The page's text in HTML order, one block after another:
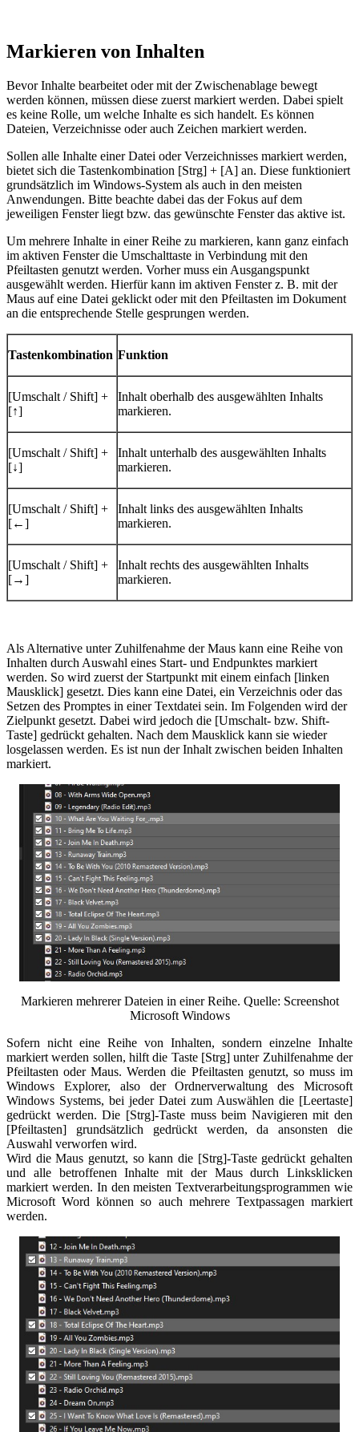
Markieren von Inhalten
Bevor Inhalte bearbeitet oder mit der Zwischenablage bewegt
werden können, müssen diese zuerst markiert werden. Dabei spielt
es keine Rolle, um welche Inhalte es sich handelt. Es können
Dateien, Verzeichnisse oder auch Zeichen markiert werden.
Sollen alle Inhalte einer Datei oder Verzeichnisses markiert werden,
bietet sich die Tastenkombination [Strg] + [A] an. Diese funktioniert
grundsätzlich im Windows-System als auch in den meisten
Anwendungen. Bitte beachte dabei das der Fokus auf dem
jeweiligen Fenster liegt bzw. das gewünschte Fenster das aktive ist.
Um mehrere Inhalte in einer Reihe zu markieren, kann ganz einfach
im aktiven Fenster die Umschalttaste in Verbindung mit den
Pfeiltasten genutzt werden. Vorher muss ein Ausgangspunkt
ausgewählt werden. Hierfür kann im aktiven Fenster z. B. mit der
Maus auf eine Datei geklickt oder mit den Pfeiltasten im Dokument
an die entsprechende Stelle gesprungen werden.
Tastenkombination Funktion
[Umschalt / Shift] +
[↑­]
Inhalt oberhalb des ausgewählten Inhalts
markieren.
[Umschalt / Shift] +
[↓]
Inhalt unterhalb des ausgewählten Inhalts
markieren.
[Umschalt / Shift] +
[←]
Inhalt links des ausgewählten Inhalts
markieren.
[Umschalt / Shift] +
[→]
Inhalt rechts des ausgewählten Inhalts
markieren.
Als Alternative unter Zuhilfenahme der Maus kann eine Reihe von
Inhalten durch Auswahl eines Start- und Endpunktes markiert
werden. So wird zuerst der Startpunkt mit einem einfach [linken
Mausklick] gesetzt. Dies kann eine Datei, ein Verzeichnis oder das
Setzen des Promptes in einer Textdatei sein. Im Folgenden wird der
Zielpunkt gesetzt. Dabei wird jedoch die [Umschalt- bzw. Shift-
Taste] gedrückt gehalten. Nach dem Mausklick kann sie wieder
losgelassen werden. Es ist nun der Inhalt zwischen beiden Inhalten
markiert.
Markieren mehrerer Dateien in einer Reihe. Quelle: Screenshot
Microsoft Windows
Sofern nicht eine Reihe von Inhalten, sondern einzelne Inhalte
markiert werden sollen, hilft die Taste [Strg] unter Zuhilfenahme der
Pfeiltasten oder Maus. Werden die Pfeiltasten genutzt, so muss im
Windows Explorer, also der Ordnerverwaltung des Microsoft
Windows Systems, bei jeder Datei zum Auswählen die [Leertaste]
gedrückt werden. Die [Strg]-Taste muss beim Navigieren mit den
[Pfeiltasten] grundsätzlich gedrückt werden, da ansonsten die
Auswahl verworfen wird.
Wird die Maus genutzt, so kann die [Strg]-Taste gedrückt gehalten
und alle betroffenen Inhalte mit der Maus durch Linksklicken
markiert werden. In den meisten Textverarbeitungsprogrammen wie
Microsoft Word können so auch mehrere Textpassagen markiert
werden.